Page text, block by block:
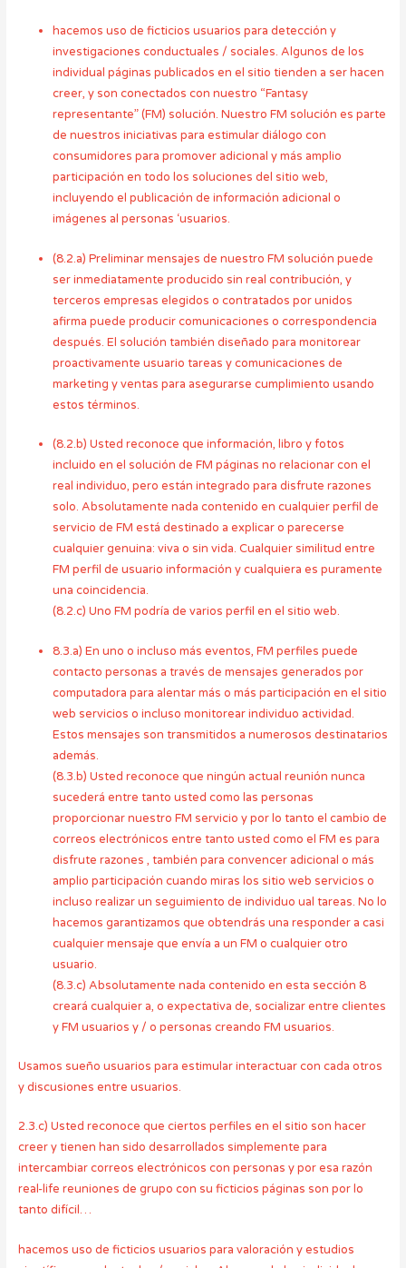
hacemos uso de ficticios usuarios para detección y
investigaciones conductuales / sociales. Algunos de los
individual páginas publicados en el sitio tienden a ser hacen
creer, y son conectados con nuestro “Fantasy
representante” (FM) solución. Nuestro FM solución es parte
de nuestros iniciativas para estimular diálogo con
consumidores para promover adicional y más amplio
participación en todo los soluciones del sitio web,
incluyendo el publicación de información adicional o
imágenes al personas ‘usuarios.
(8.2.a) Preliminar mensajes de nuestro FM solución puede
ser inmediatamente producido sin real contribución, y
terceros empresas elegidos o contratados por unidos
afirma puede producir comunicaciones o correspondencia
después. El solución también diseñado para monitorear
proactivamente usuario tareas y comunicaciones de
marketing y ventas para asegurarse cumplimiento usando
estos términos.
(8.2.b) Usted reconoce que información, libro y fotos
incluido en el solución de FM páginas no relacionar con el
real individuo, pero están integrado para disfrute razones
solo. Absolutamente nada contenido en cualquier perfil de
servicio de FM está destinado a explicar o parecerse
cualquier genuina: viva o sin vida. Cualquier similitud entre
FM perfil de usuario información y cualquiera es puramente
una coincidencia.
(8.2.c) Uno FM podría de varios perfil en el sitio web.
8.3.a) En uno o incluso más eventos, FM perfiles puede
contacto personas a través de mensajes generados por
computadora para alentar más o más participación en el sitio
web servicios o incluso monitorear individuo actividad.
Estos mensajes son transmitidos a numerosos destinatarios
además.
(8.3.b) Usted reconoce que ningún actual reunión nunca
sucederá entre tanto usted como las personas
proporcionar nuestro FM servicio y por lo tanto el cambio de
correos electrónicos entre tanto usted como el FM es para
disfrute razones , también para convencer adicional o más
amplio participación cuando miras los sitio web servicios o
incluso realizar un seguimiento de individuo ual tareas. No lo
hacemos garantizamos que obtendrás una responder a casi
cualquier mensaje que envía a un FM o cualquier otro
usuario.
(8.3.c) Absolutamente nada contenido en esta sección 8
creará cualquier a, o expectativa de, socializar entre clientes
y FM usuarios y / o personas creando FM usuarios.
Usamos sueño usuarios para estimular interactuar con cada otros
y discusiones entre usuarios.
2.3.c) Usted reconoce que ciertos perfiles en el sitio son hacer
creer y tienen han sido desarrollados simplemente para
intercambiar correos electrónicos con personas y por esa razón
real-life reuniones de grupo con su ficticios páginas son por lo
tanto difícil…
hacemos uso de ficticios usuarios para valoración y estudios